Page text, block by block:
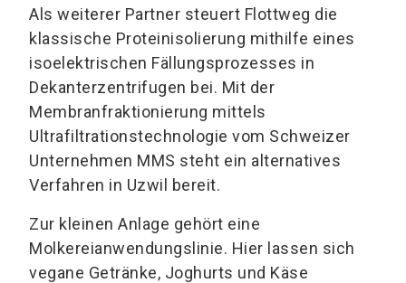
Als weiterer Partner steuert Flottweg die
klassische Proteinisolierung mithilfe eines
isoelektrischen Fällungsprozesses in
Dekanterzentrifugen bei. Mit der
Membranfraktionierung mittels
Ultrafiltrationstechnologie vom Schweizer
Unternehmen MMS steht ein alternatives
Verfahren in Uzwil bereit.
Zur kleinen Anlage gehört eine
Molkereianwendungslinie. Hier lassen sich
vegane Getränke, Joghurts und Käse